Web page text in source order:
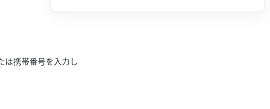
は携帯番号を入力し